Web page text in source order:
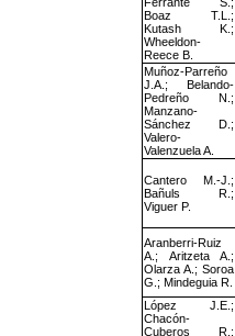
Boaz T.L.;
Kutash K.;
Wheeldon-
Reece B.
Muñoz-Parreño
J.A.; Belando-
Pedreño N.;
Manzano-
Sánchez D.;
Valero-
Valenzuela A.
Cantero M.-J.;
Bañuls R.;
Viguer P.
Aranberri-Ruiz
A.; Aritzeta A.;
Olarza A.; Soroa
G.; Mindeguia R.
López J.E.;
Chacón-
Cuberos R.;